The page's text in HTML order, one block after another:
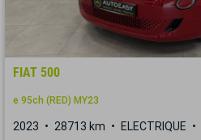
FIAT 500
e 95ch (RED) MY23
2023 28713 km ELECTRIQUE